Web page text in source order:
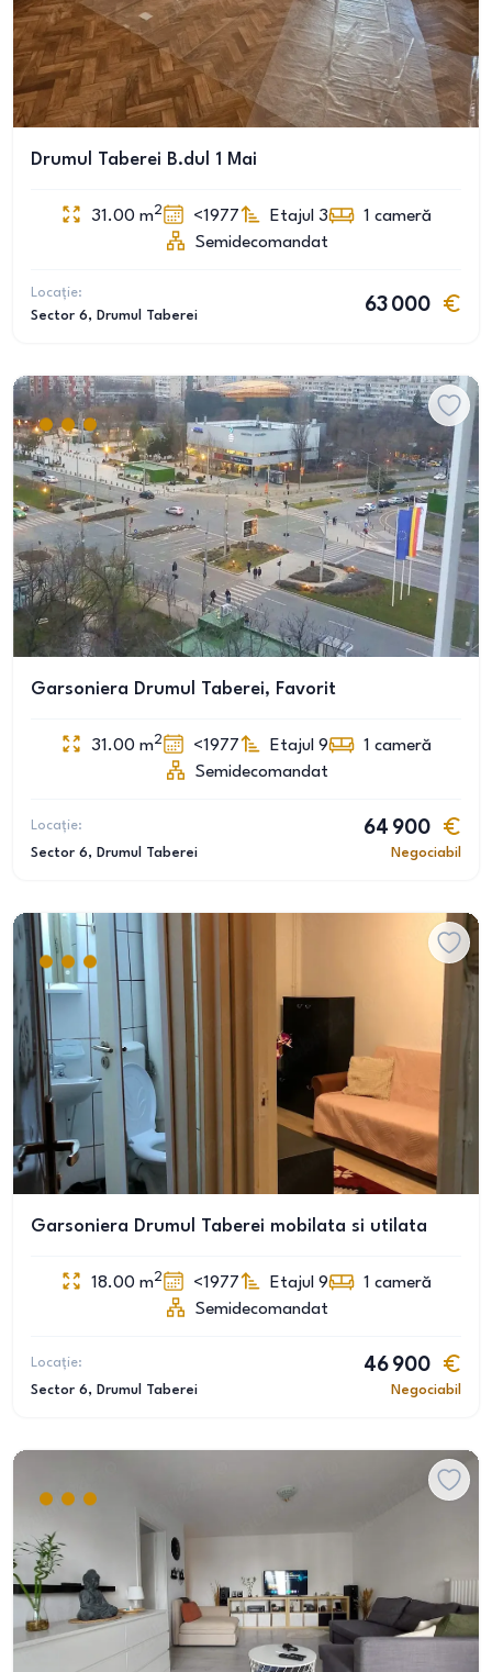
Drumul Taberei B.dul 1 Mai
31.00 m2 <1977 Etajul 3 1 cameră
Semidecomandat
Locație:
Sector 6, Drumul Taberei
63 000
Garsoniera Drumul Taberei, Favorit
31.00 m2 <1977 Etajul 9 1 cameră
Semidecomandat
Locație:
Sector 6, Drumul Taberei
64 900
Negociabil
Garsoniera Drumul Taberei mobilata si utilata
18.00 m2 <1977 Etajul 9 1 cameră
Semidecomandat
Locație:
Sector 6, Drumul Taberei
46 900
Negociabil